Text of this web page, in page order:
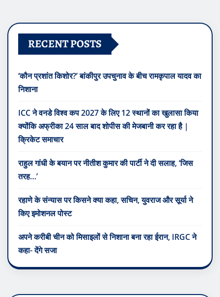
RECENT POSTS
‘कौन प्रशांत किशोर?’ बांकीपुर उपचुनाव के बीच रामकृपाल यादव का
निशाना
ICC ने वनडे विश्व कप 2027 के लिए 12 स्थानों का खुलासा किया
क्योंकि अफ्रीका 24 साल बाद शोपीस की मेजबानी कर रहा है |
क्रिकेट समाचार
राहुल गांधी के बयान पर नीतीश कुमार की पार्टी ने दी सलाह, ‘जिस
तरह…’
रहाणे के संन्यास पर किसने क्या कहा, सचिन, युवराज और सूर्या ने
किए इमोशनल पोस्ट
अपने करीबी चीन को मिसाइलों से निशाना बना रहा ईरान, IRGC ने
कहा- देंगे सजा